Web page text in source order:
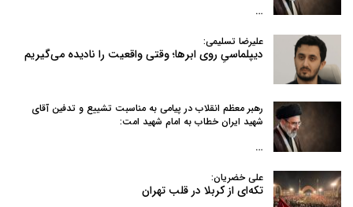
…
علیرضا تسلیمی:
دیپلماسیِ روی ابرها؛ وقتی واقعیت را نادیده می‌گیریم
رهبر معظم انقلاب در پیامی به‌ مناسبت تشییع و تدفین آقای
شهید ایران خطاب به امام شهید امت:
…
علی خضریان:
تکه‌ای از کربلا در قلب تهران